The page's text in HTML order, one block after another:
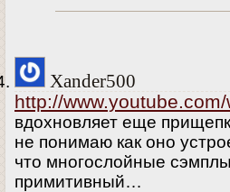
Xander500
http://
вдохновляет еще
не понимаю как оно
что многослойные
примитивный…